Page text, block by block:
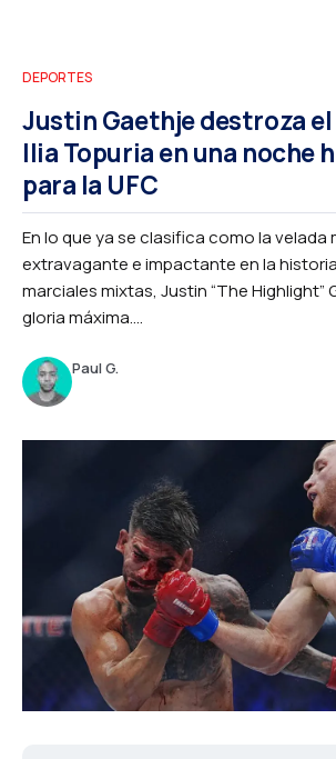
DEPORTES
Justin Gaethje destroza
Ilia Topuria en una noche
para la UFC
En lo que ya se clasifica como la velada
extravagante e impactante en la
marciales mixtas, Justin “The Highlight”
gloria máxima....
Paul G.